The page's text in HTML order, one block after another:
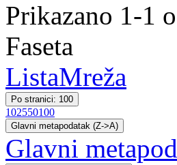
Prikazano 1-1
Faseta
ListaMreža
Po stranici: 100
102550100
Glavni metapodatak (Z->A)
Glavni